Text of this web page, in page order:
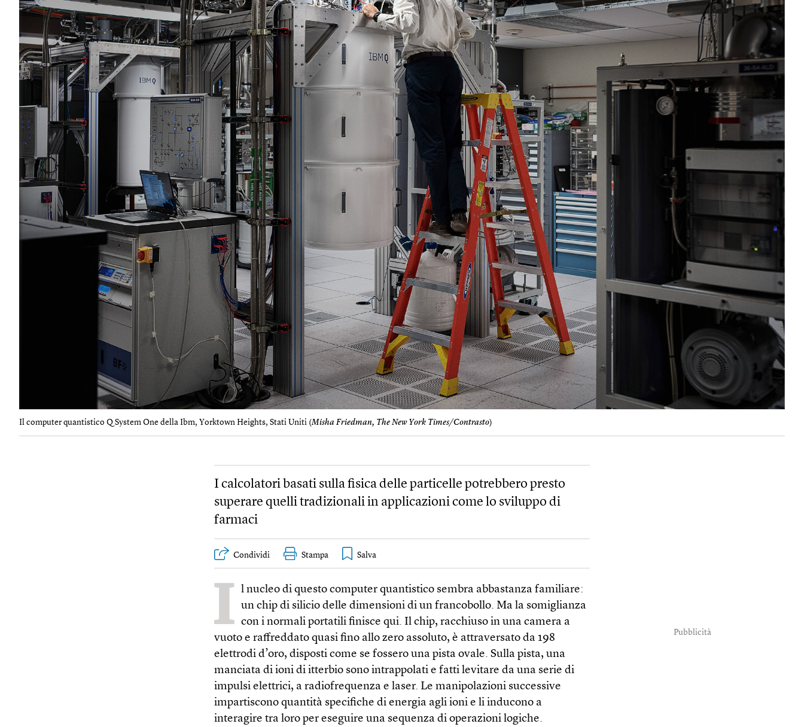
Il computer quantistico Q System One della Ibm, Yorktown Heights, Stati Uniti (Misha Friedman, The New York Times/Contrasto)
I calcolatori basati sulla fisica delle particelle potrebbero presto
superare quelli tradizionali in applicazioni come lo sviluppo di
farmaci
Condividi Stampa
I l nucleo di questo computer quantistico sembra abbastanza familiare:
un chip di silicio delle dimensioni di un francobollo. Ma la somiglianza
con i normali portatili finisce qui. Il chip, racchiuso in una camera a
vuoto e raffreddato quasi fino allo zero assoluto, è attraversato da 198
elettrodi d’oro, disposti come se fossero una pista ovale. Sulla pista, una
manciata di ioni di itterbio sono intrappolati e fatti levitare da una serie di
impulsi elettrici, a radiofrequenza e laser. Le manipolazioni successive
impartiscono quantità specifiche di energia agli ioni e li inducono a
interagire tra loro per eseguire una sequenza di operazioni logiche.
Pubblicità